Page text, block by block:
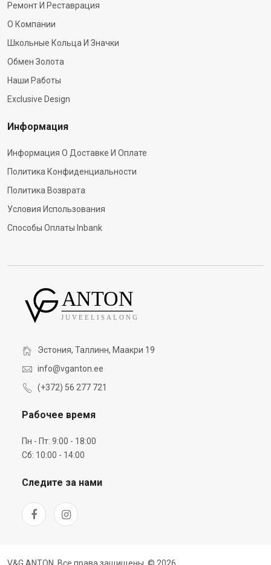
Ремонт И Реставрация
О Компании
Школьные Кольца И Значки
Обмен Золота
Наши Работы
Exclusive Design
Информация
Информация О Доставке И Оплате
Политика Конфиденциальности
Политика Возврата
Условия Использования
Способы Оплаты Inbank
Эстония, Таллинн, Маакри 19
info@vganton.ee
(+372) 56 277 721
Рабочее время
Пн - Пт: 9:00 - 18:00
Сб: 10:00 - 14:00
Следите за нами